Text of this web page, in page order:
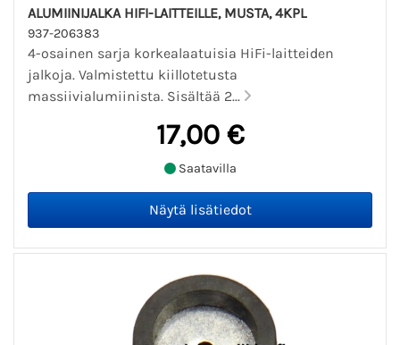
ALUMIINIJALKA HIFI-LAITTEILLE, MUSTA, 4KPL
937-206383
4-osainen sarja korkealaatuisia HiFi-laitteiden
jalkoja. Valmistettu kiillotetusta
massiivialumiinista. Sisältää 2...
17,00 €
Saatavilla